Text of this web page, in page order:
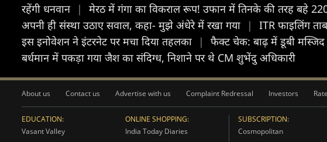
रहेंगी धनवान | मेरठ में गंगा का विकराल रूप! उफान में तिनके की तरह बहे
अपनी ही संस्था उठाए सवाल, कहा- मुझे अंधेरे में रखा गया
| ITR फाइलिंग
इस इनोवेशन ने इंटरनेट पर मचा दिया तहलका
| फैक्ट चेक: बाढ़ में डूबी
बर्धमान में पकड़ा गया जैश का संदिग्ध, निशाने पर थे CM शुभेंदु अधिकारी
About us Contact us Advertise with us Complaint Redressal Investors
EDUCATION:
Vasant Valley
ONLINE SHOPPING:
India Today Diaries
SUBSCRIPTION:
Cosmopolitan